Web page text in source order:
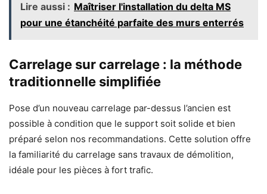
Lire aussi : Maîtriser l'installation du delta MS
pour une étanchéité parfaite des murs enterrés
Carrelage sur carrelage : la méthode
traditionnelle simplifiée
Pose d’un nouveau carrelage par-dessus l’ancien est
possible à condition que le support soit solide et bien
préparé selon nos recommandations. Cette solution offre
la familiarité du carrelage sans travaux de démolition,
idéale pour les pièces à fort trafic.